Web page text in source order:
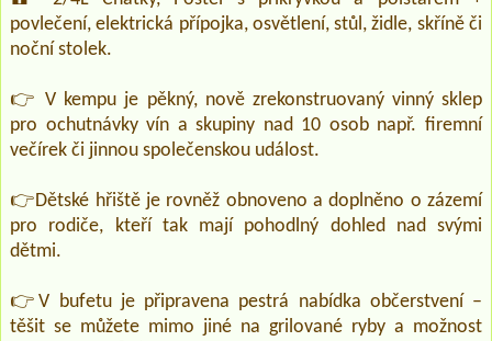
povlečení, elektrická přípojka, osvětlení, stůl, židle, skříně či
noční stolek.
👉 V kempu je pěkný, nově zrekonstruovaný vinný sklep
pro ochutnávky vín a skupiny nad 10 osob např. firemní
večírek či jinnou společenskou událost.
👉Dětské hřiště je rovněž obnoveno a doplněno o zázemí
pro rodiče, kteří tak mají pohodlný dohled nad svými
dětmi.
👉V bufetu je připravena pestrá nabídka občerstvení –
těšit se můžete mimo jiné na grilované ryby a možnost